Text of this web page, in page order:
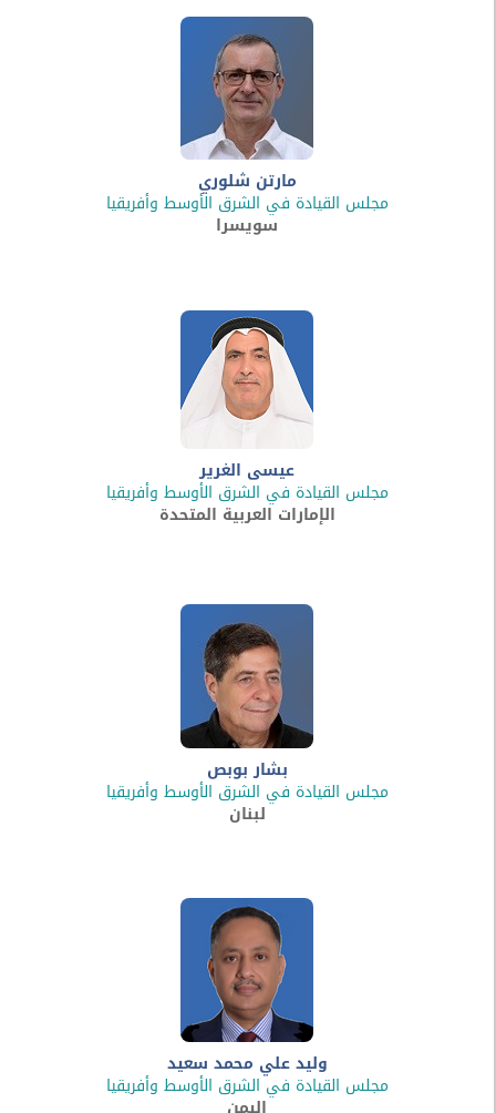
مارتن شلوري
مجلس القيادة في الشرق الأوسط وأفريقيا
عيسى الغرير
مجلس القيادة في الشرق الأوسط وأفريقيا
الإمارات العربية المتحدة
بشار بوبص
مجلس القيادة في الشرق الأوسط وأفريقيا
وليد علي محمد سعيد
مجلس القيادة في الشرق الأوسط وأفريقيا